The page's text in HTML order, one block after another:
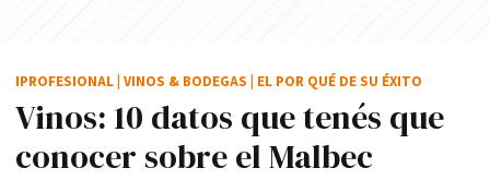
Vinos: 10 datos que tenés que
conocer sobre el Malbec
IPROFESIONAL VINOS & BODEGAS EL POR QUÉ DE SU ÉXITO